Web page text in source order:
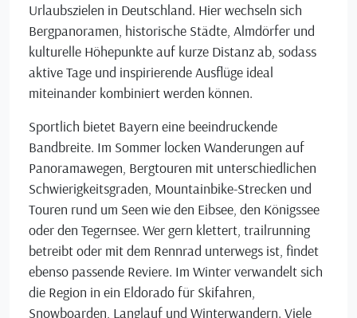
Urlaubszielen in Deutschland. Hier wechseln sich
Bergpanoramen, historische Städte, Almdörfer und
kulturelle Höhepunkte auf kurze Distanz ab, sodass
aktive Tage und inspirierende Ausflüge ideal
miteinander kombiniert werden können.
Sportlich bietet Bayern eine beeindruckende
Bandbreite. Im Sommer locken Wanderungen auf
Panoramawegen, Bergtouren mit unterschiedlichen
Schwierigkeitsgraden, Mountainbike-Strecken und
Touren rund um Seen wie den Eibsee, den Königssee
oder den Tegernsee. Wer gern klettert, trailrunning
betreibt oder mit dem Rennrad unterwegs ist, findet
ebenso passende Reviere. Im Winter verwandelt sich
die Region in ein Eldorado für Skifahren,
Snowboarden, Langlauf und Winterwandern. Viele